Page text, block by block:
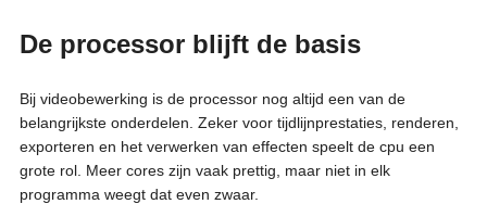
De processor blijft de basis
Bij videobewerking is de processor nog altijd een van de
belangrijkste onderdelen. Zeker voor tijdlijnprestaties, renderen,
exporteren en het verwerken van effecten speelt de cpu een
grote rol. Meer cores zijn vaak prettig, maar niet in elk
programma weegt dat even zwaar.